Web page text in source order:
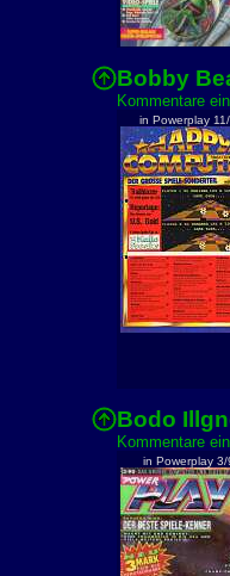
Bobby
Kommentare
in Powerplay
Bodo
Kommentare
in Powerplay 3/